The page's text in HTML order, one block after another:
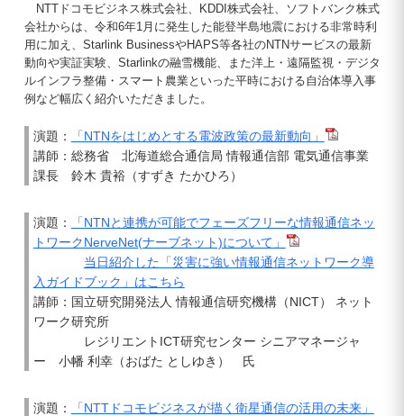
NTTドコモビジネス株式会社、KDDI株式会社、ソフトバンク株式
会社からは、令和6年1月に発生した能登半島地震における非常時利
用に加え、Starlink BusinessやHAPS等各社のNTNサービスの最新
動向や実証実験、Starlinkの融雪機能、また洋上・遠隔監視・デジタ
ルインフラ整備・スマート農業といった平時における自治体導入事
例など幅広く紹介いただきました。
演題：
「NTNをはじめとする電波政策の最新動向」
講師：総務省 北海道総合通信局 情報通信部 電気通信事業
課長 鈴木 貴裕（すずき たかひろ）
演題：
「NTNと連携が可能でフェーズフリーな情報通信ネッ
トワークNerveNet(ナーブネット)について」
当日紹介した「災害に強い情報通信ネットワーク導
入ガイドブック」はこちら
講師：国立研究開発法人 情報通信研究機構（NICT） ネット
ワーク研究所
レジリエントICT研究センター シニアマネージャ
ー 小幡 利幸（おばた としゆき） 氏
演題： 「NTTドコモビジネスが描く衛星通信の活用の未来」